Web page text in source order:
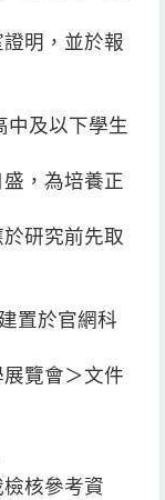
明，並於報
中及以下學生
，為培養正
研究前先取
置於官網科
覽會＞文件
核參考資